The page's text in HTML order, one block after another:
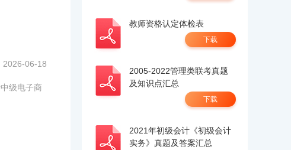
2026-06-18
级电子商
教师资格认定体检表
下载
2005-2022管理类联考真题
及知识点汇总
下载
2021年初级会计《初级会计
实务》真题及答案汇总